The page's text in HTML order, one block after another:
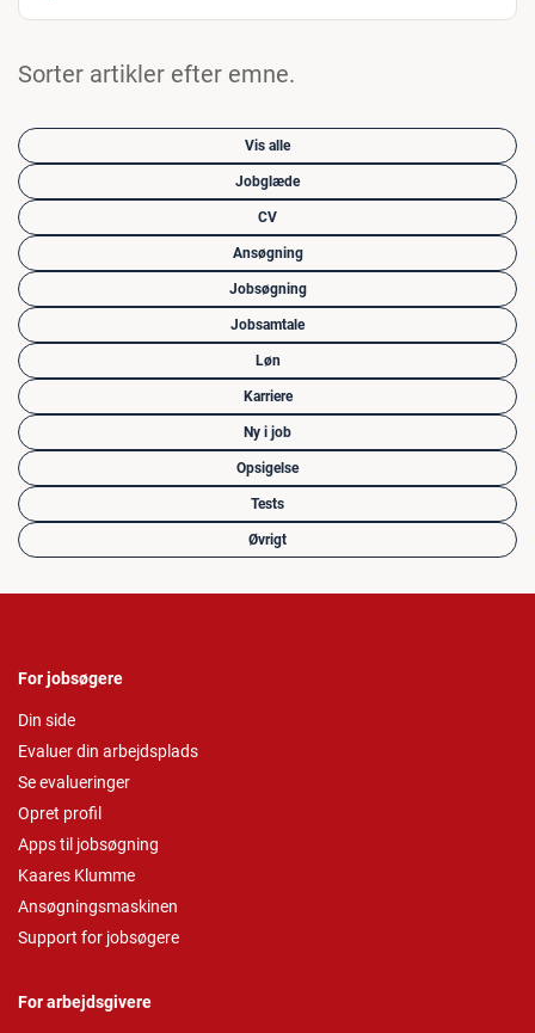
Sorter artikler efter emne.
Vis alle
Jobglæde
CV
Ansøgning
Jobsøgning
Jobsamtale
Løn
Karriere
Ny i job
Opsigelse
Tests
Øvrigt
For jobsøgere
Din side
Evaluer din arbejdsplads
Se evalueringer
Opret profil
Apps til jobsøgning
Kaares Klumme
Ansøgningsmaskinen
Support for jobsøgere
For arbejdsgivere